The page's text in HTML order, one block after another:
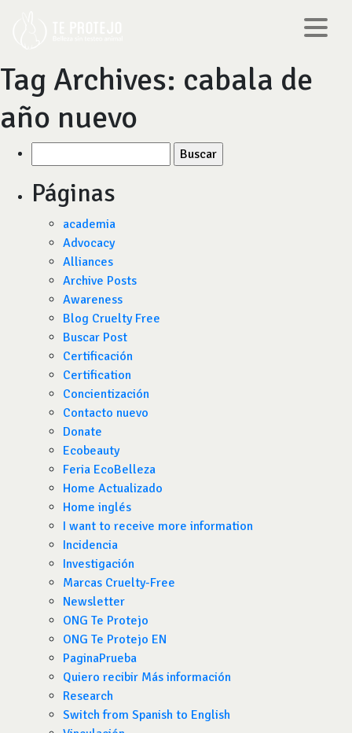
Tag Archives: cabala de
año nuevo
por:
Páginas
academia
Advocacy
Alliances
Archive Posts
Awareness
Blog Cruelty Free
Buscar Post
Certificación
Certification
Concientización
Contacto nuevo
Donate
Ecobeauty
Feria EcoBelleza
Home Actualizado
Home inglés
I want to receive more information
Incidencia
Investigación
Marcas Cruelty-Free
Newsletter
ONG Te Protejo
ONG Te Protejo EN
PaginaPrueba
Quiero recibir Más información
Research
Switch from Spanish to English